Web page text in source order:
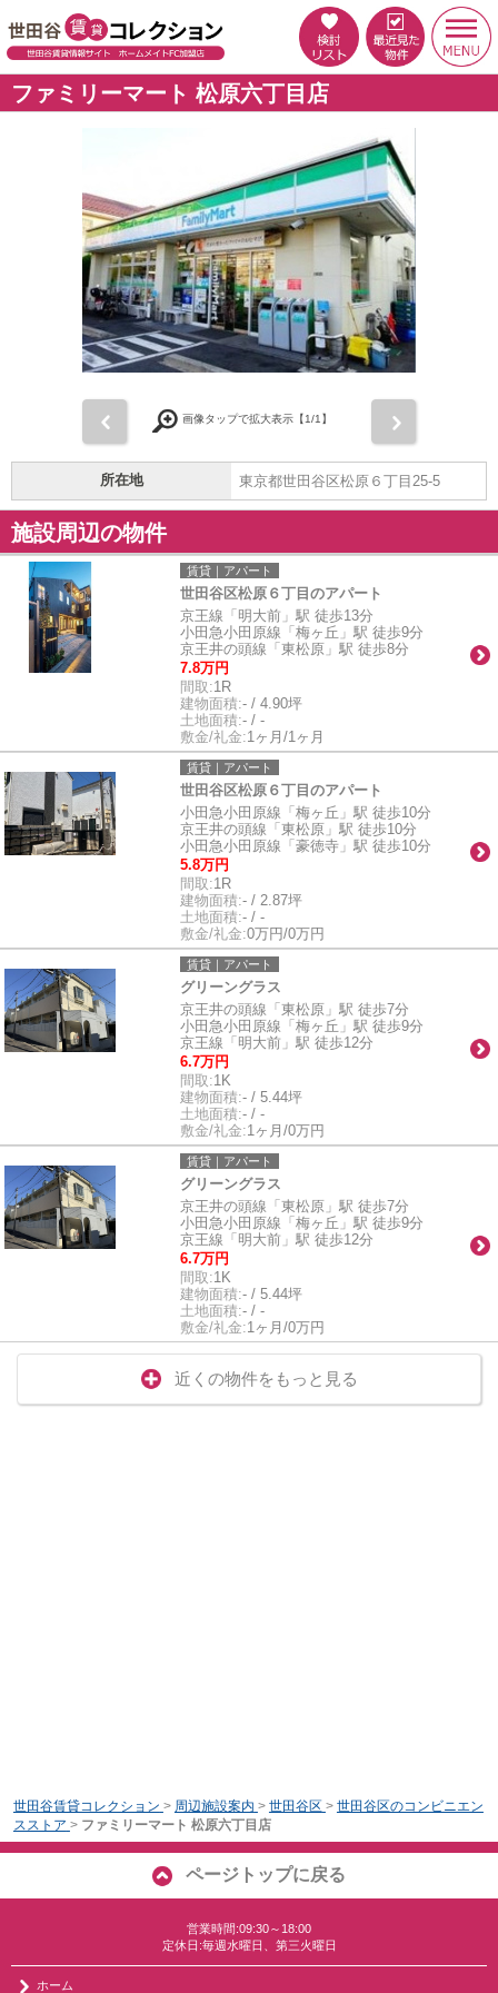
ファミリーマート 松原六丁目店
画像タップで拡大表示【1/1】
所在地 東京都世田谷区松原６丁目25-5
施設周辺の物件
賃貸｜アパート
世田谷区松原６丁目のアパート
京王線「明大前」駅 徒歩13分
小田急小田原線「梅ヶ丘」駅 徒歩9分
京王井の頭線「東松原」駅 徒歩8分
7.8万円
間取:1R
建物面積:- / 4.90坪
土地面積:- / -
敷金/礼金:1ヶ月/1ヶ月
賃貸｜アパート
世田谷区松原６丁目のアパート
小田急小田原線「梅ヶ丘」駅 徒歩10分
京王井の頭線「東松原」駅 徒歩10分
小田急小田原線「豪徳寺」駅 徒歩10分
5.8万円
間取:1R
建物面積:- / 2.87坪
土地面積:- / -
敷金/礼金:0万円/0万円
賃貸｜アパート
グリーングラス
京王井の頭線「東松原」駅 徒歩7分
小田急小田原線「梅ヶ丘」駅 徒歩9分
京王線「明大前」駅 徒歩12分
6.7万円
間取:1K
建物面積:- / 5.44坪
土地面積:- / -
敷金/礼金:1ヶ月/0万円
賃貸｜アパート
グリーングラス
京王井の頭線「東松原」駅 徒歩7分
小田急小田原線「梅ヶ丘」駅 徒歩9分
京王線「明大前」駅 徒歩12分
6.7万円
間取:1K
建物面積:- / 5.44坪
土地面積:- / -
敷金/礼金:1ヶ月/0万円
近くの物件をもっと見る
世田谷賃貸コレクション > 周辺施設案内 > 世田谷区 > 世田谷区のコンビニエン
スストア > ファミリーマート 松原六丁目店
ページトップに戻る
営業時間:09:30～18:00
定休日:毎週水曜日、第三火曜日
ホーム